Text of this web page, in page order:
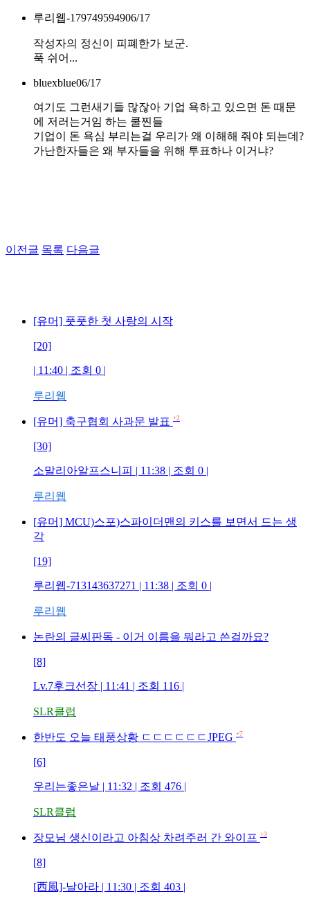
루리웹-179749594906/17
작성자의 정신이 피폐한가 보군.
푹 쉬어...
bluexblue06/17
여기도 그런새기들 많잖아 기업 욕하고 있으면 돈 때문
에 저러는거임 하는 쿨찐들
기업이 돈 욕심 부리는걸 우리가 왜 이해해 줘야 되는데?
가난한자들은 왜 부자들을 위해 투표하나 이거냐?
이전글 목록 다음글
[유머] 풋풋한 첫 사랑의 시작
[20]
| 11:40 | 조회 0 |
루리웹
[유머] 축구협회 사과문 발표 +2
[30]
소말리아알프스니피 | 11:38 | 조회 0 |
루리웹
[유머] MCU)스포)스파이더맨의 키스를 보면서 드는 생
각
[19]
루리웹-713143637271 | 11:38 | 조회 0 |
루리웹
논란의 글씨판독 - 이거 이름을 뭐라고 쓴걸까요?
[8]
Lv.7후크선장 | 11:41 | 조회 116 |
SLR클럽
한반도 오늘 태풍상황 ㄷㄷㄷㄷㄷㄷJPEG +7
[6]
우리는좋은날 | 11:32 | 조회 476 |
SLR클럽
장모님 생신이라고 아침상 차려주러 간 와이프 +3
[8]
[西風]-날아라 | 11:30 | 조회 403 |